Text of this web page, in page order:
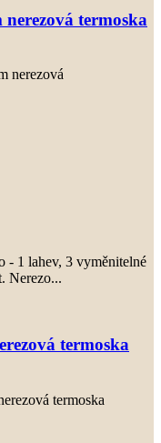
termoska
1 lahev, 3 vyměnitelné
Nerezo...
termoska